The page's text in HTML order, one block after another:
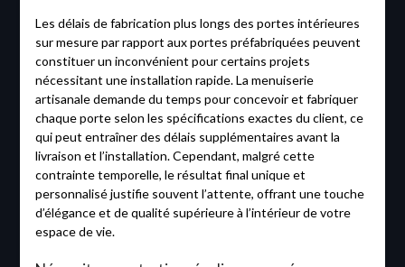
Les délais de fabrication plus longs des portes intérieures
sur mesure par rapport aux portes préfabriquées peuvent
constituer un inconvénient pour certains projets
nécessitant une installation rapide. La menuiserie
artisanale demande du temps pour concevoir et fabriquer
chaque porte selon les spécifications exactes du client, ce
qui peut entraîner des délais supplémentaires avant la
livraison et l’installation. Cependant, malgré cette
contrainte temporelle, le résultat final unique et
personnalisé justifie souvent l’attente, offrant une touche
d’élégance et de qualité supérieure à l’intérieur de votre
espace de vie.